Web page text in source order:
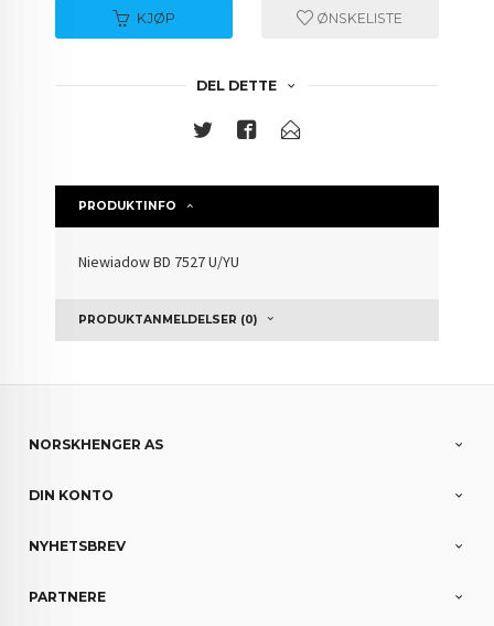
KJØP ØNSKELISTE
DEL DETTE
PRODUKTINFO
Niewiadow BD 7527 U/YU
PRODUKTANMELDELSER (0)
NORSKHENGER AS
DIN KONTO
NYHETSBREV
PARTNERE